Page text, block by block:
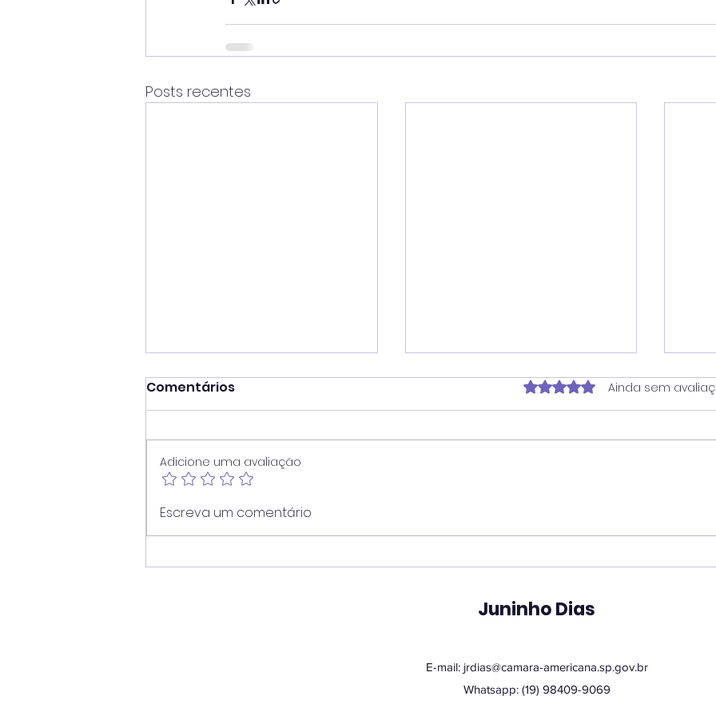
Posts recentes
Juninho reforça atuação
contra dependência em
propõe programa que
tecnologia
Comentários Avaliado com 0 de 5
Ainda sem
Adicione uma avaliação
Escreva um comentário
Juninho Dias
E-mail: jrdias@camara-americana.sp.gov.br
Whatsapp: (19) 98409-9069